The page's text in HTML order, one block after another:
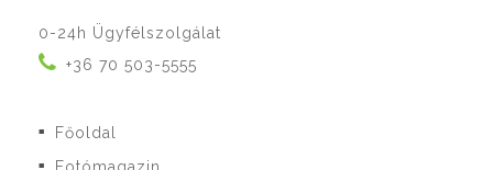
0-24h Ügyfélszolgálat
+36 70 503-5555
■ Főoldal
■